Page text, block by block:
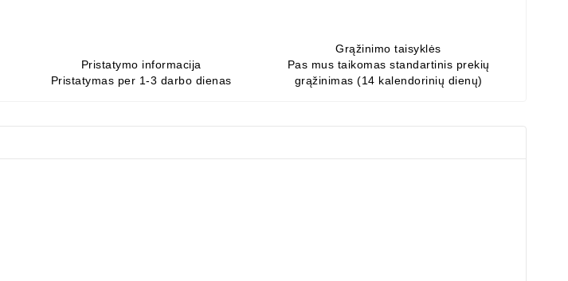
Pristatymo informacija
Pristatymas per 1-3 darbo dienas
Grąžinimo taisyklės
Pas mus taikomas standartinis prekių
grąžinimas (14 kalendorinių dienų)